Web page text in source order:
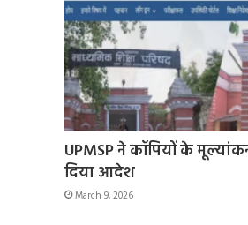
UPMSP ने कॉपियों के
दिया आदेश
March 9, 2026